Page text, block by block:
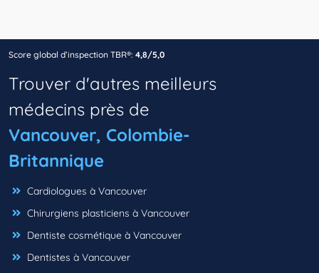
Score global d’inspection TBR®: 4,8/5,0
Trouver d'autres meilleurs
médecins près de
Vancouver, Colombie-
Britannique
Cardiologues à Vancouver
Chirurgiens plasticiens à Vancouver
Dentiste cosmétique à Vancouver
Dentistes à Vancouver